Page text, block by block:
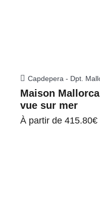
Capdepera - Dpt.
Maison
vue sur mer
À partir de 415.80€